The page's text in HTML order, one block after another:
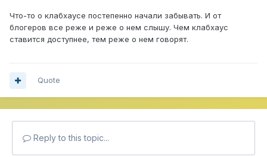
Что-то о клабхаусе постепенно начали забывать. И от
блогеров все реже и реже о нем слышу. Чем клабхаус
ставится доступнее, тем реже о нем говорят.
Quote
Reply to this topic...